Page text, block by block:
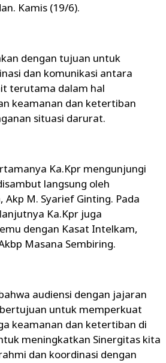
Kamis (19/6).
dengan tujuan untuk
dan komunikasi antara
terutama dalam hal
keamanan dan ketertiban
situasi darurat.
Ka.Kpr mengunjungi
langsung oleh
M. Syarief Ginting. Pada
Ka.Kpr juga
dengan Kasat Intelkam,
Masana Sembiring.
audiensi dengan jajaran
untuk memperkuat
keamanan dan ketertiban di
meningkatkan Sinergitas kita
dan koordinasi dengan